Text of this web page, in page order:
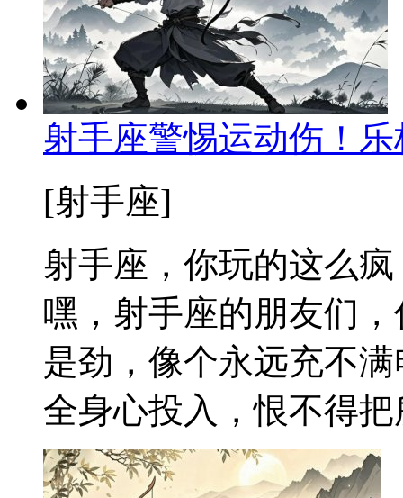
射手座警惕运动伤！
[射手座]
射手座，你玩的这么
嘿，射手座的朋友们
是劲，像个永远充不
全身心投入，恨不得